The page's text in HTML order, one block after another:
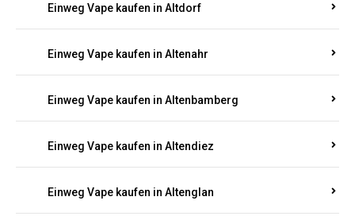
Einweg Vape kaufen in Altdorf
Einweg Vape kaufen in Altenahr
Einweg Vape kaufen in Altenbamberg
Einweg Vape kaufen in Altendiez
Einweg Vape kaufen in Altenglan